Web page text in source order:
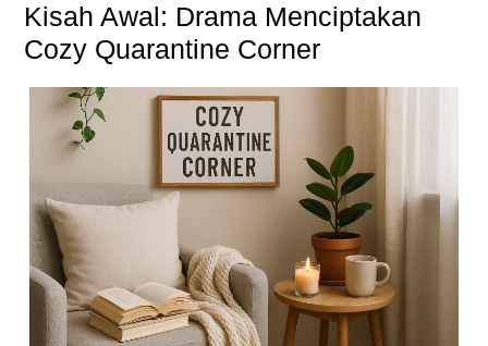
Kisah Awal: Drama Menciptakan
Cozy Quarantine Corner